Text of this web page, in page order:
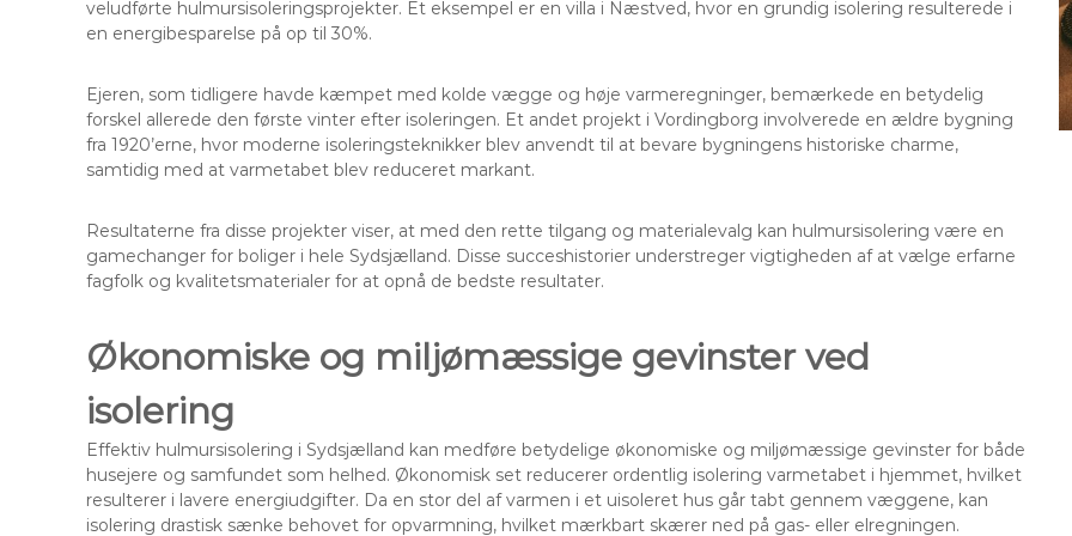
veludførte hulmursisoleringsprojekter. Et eksempel er en villa i Næstved, hvor en grundig isolering resulterede i
en energibesparelse på op til 30%.
Ejeren, som tidligere havde kæmpet med kolde vægge og høje varmeregninger, bemærkede en betydelig
forskel allerede den første vinter efter isoleringen. Et andet projekt i Vordingborg involverede en ældre bygning
fra 1920’erne, hvor moderne isoleringsteknikker blev anvendt til at bevare bygningens historiske charme,
samtidig med at varmetabet blev reduceret markant.
Resultaterne fra disse projekter viser, at med den rette tilgang og materialevalg kan hulmursisolering være en
gamechanger for boliger i hele Sydsjælland. Disse succeshistorier understreger vigtigheden af at vælge erfarne
fagfolk og kvalitetsmaterialer for at opnå de bedste resultater.
Økonomiske og miljømæssige gevinster ved
isolering
Effektiv hulmursisolering i Sydsjælland kan medføre betydelige økonomiske og miljømæssige gevinster for både
husejere og samfundet som helhed. Økonomisk set reducerer ordentlig isolering varmetabet i hjemmet, hvilket
resulterer i lavere energiudgifter. Da en stor del af varmen i et uisoleret hus går tabt gennem væggene, kan
isolering drastisk sænke behovet for opvarmning, hvilket mærkbart skærer ned på gas- eller elregningen.